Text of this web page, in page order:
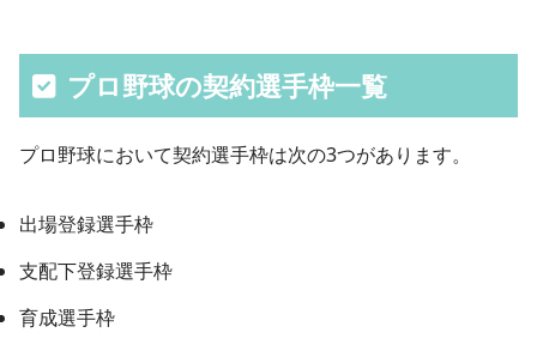
プロ野球の契約選手枠一覧
プロ野球において契約選手枠は次の3つがあります。
出場登録選手枠
支配下登録選手枠
育成選手枠